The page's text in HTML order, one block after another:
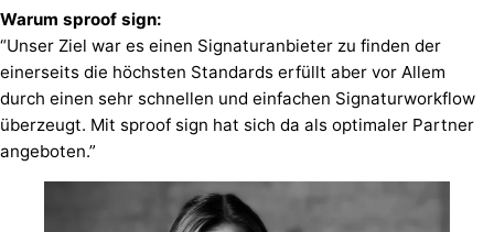
Warum sproof sign:
“Unser Ziel war es einen Signaturanbieter zu finden der
einerseits die höchsten Standards erfüllt aber vor Allem
durch einen sehr schnellen und einfachen Signaturworkflow
überzeugt. Mit sproof sign hat sich da als optimaler Partner
angeboten.”